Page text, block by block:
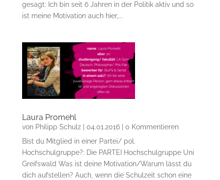
gesagt: Ich bin seit 6 Jahren in der Politik aktiv und so
ist meine Motivation auch hier,...
Laura Promehl
von Philipp Schulz| 04.01.2016| 0 Kommentieren
Bist du Mitglied in einer Partei/ pol.
Hochschulgruppe?: Die PARTEI Hochschulgruppe Uni
Greifswald Was ist deine Motivation/Warum lässt du
dich aufstellen? Auch, wenn die Schulzeit schon eine